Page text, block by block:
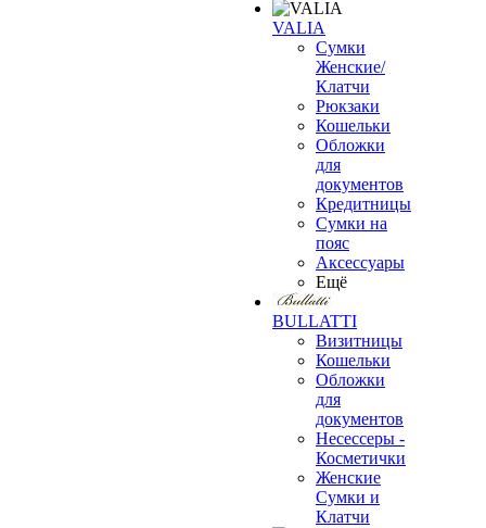
VALIA
Сумки
Женские/
Клатчи
Рюкзаки
Кошельки
Обложки
для
документов
Кредитницы
Сумки на
пояс
Аксессуары
Ещё
BULLATTI
Визитницы
Кошельки
Обложки
для
документов
Несессеры -
Косметички
Женские
Сумки и
Клатчи